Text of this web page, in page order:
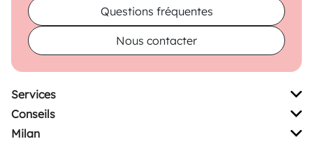
Questions fréquentes
Nous contacter
Services
Conseils
Milan